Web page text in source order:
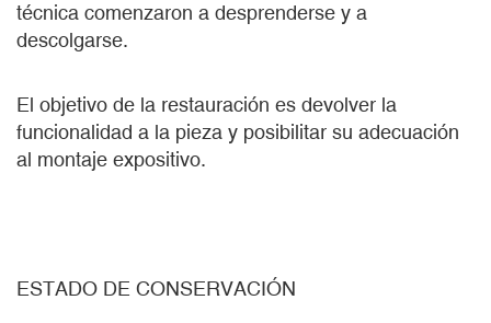
técnica comenzaron a desprenderse y a
descolgarse.
El objetivo de la restauración es devolver la
funcionalidad a la pieza y posibilitar su adecuación
al montaje expositivo.
ESTADO DE CONSERVACIÓN